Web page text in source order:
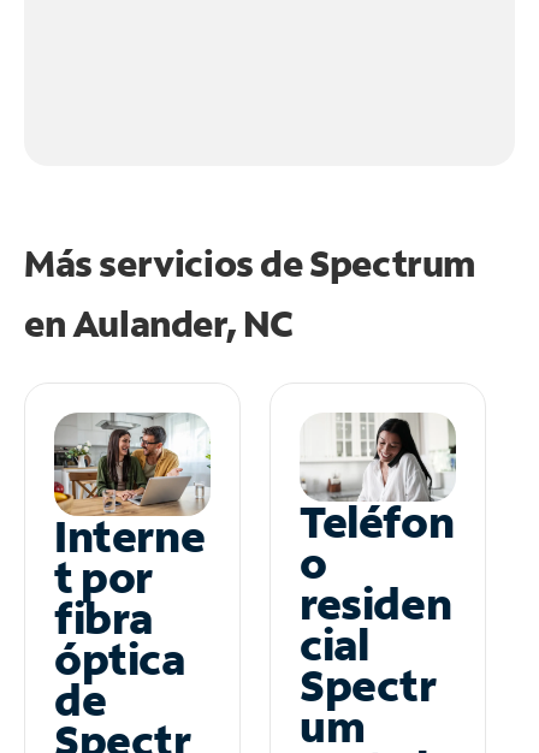
Más servicios de Spectrum
enAulander, NC
Interne
t por
fibra
óptica
de
Spectr
Teléfon
o
residen
cial
Spectr
um